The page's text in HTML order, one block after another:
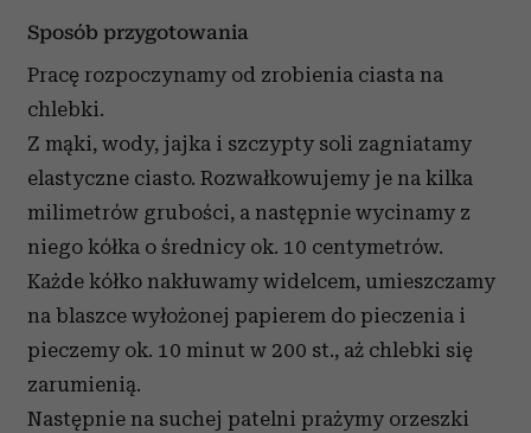
Sposób przygotowania
Pracę rozpoczynamy od zrobienia ciasta na
chlebki.
Z mąki, wody, jajka i szczypty soli zagniatamy
elastyczne ciasto. Rozwałkowujemy je na kilka
milimetrów grubości, a następnie wycinamy z
niego kółka o średnicy ok. 10 centymetrów.
Każde kółko nakłuwamy widelcem, umieszczamy
na blaszce wyłożonej papierem do pieczenia i
pieczemy ok. 10 minut w 200 st., aż chlebki się
zarumienią.
Następnie na suchej patelni prażymy orzeszki